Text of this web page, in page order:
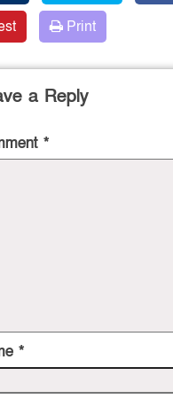
Print
a Reply
*
*